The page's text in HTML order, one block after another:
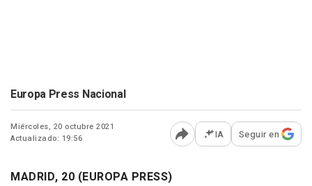
Europa Press Nacional
Miércoles, 20 octubre 2021
Actualizado: 19:56
Abrir opciones para
IA Seguir en
MADRID, 20 (EUROPA PRESS)